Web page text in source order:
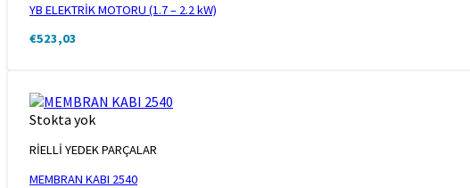
YB ELEKTRİK MOTORU (1.7 – 2.2 kW)
€523,03
Stokta yok
RİELLİ YEDEK PARÇALAR
MEMBRAN KABI 2540